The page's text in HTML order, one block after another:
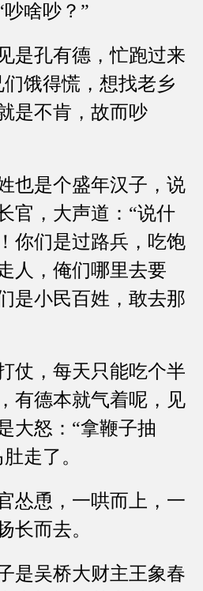
啥吵？”
孔有德，忙跑过来
饿得慌，想找老乡
是不肯，故而吵
是个盛年汉子，说
官，大声道：“说什
你们是过路兵，吃饱
人，俺们哪里去要
是小民百姓，敢去那
，每天只能吃个半
有德本就气着呢，见
大怒：“拿鞭子抽
走了。
恿，一哄而上，一
长而去。
吴桥大财主王象春